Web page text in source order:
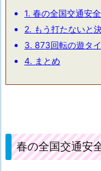
1. 春の全国交通安
2. もう打たないと
3. 873回転の遊タ
4. まとめ
春の全国交通安